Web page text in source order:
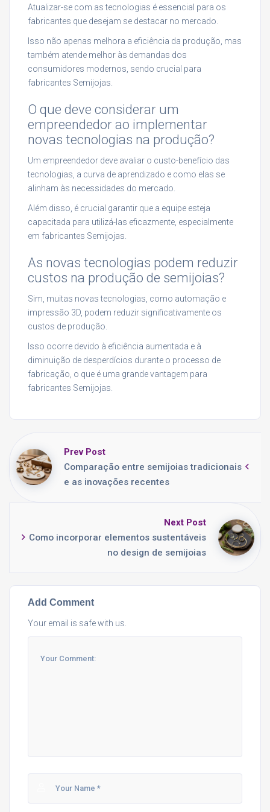
Atualizar-se com as tecnologias é essencial para os
fabricantes que desejam se destacar no mercado.
Isso não apenas melhora a eficiência da produção, mas
também atende melhor às demandas dos
consumidores modernos, sendo crucial para
fabricantes Semijojas.
O que deve considerar um
empreendedor ao implementar
novas tecnologias na produção?
Um empreendedor deve avaliar o custo-benefício das
tecnologias, a curva de aprendizado e como elas se
alinham às necessidades do mercado.
Além disso, é crucial garantir que a equipe esteja
capacitada para utilizá-las eficazmente, especialmente
em fabricantes Semijojas.
As novas tecnologias podem reduzir
custos na produção de semijoias?
Sim, muitas novas tecnologias, como automação e
impressão 3D, podem reduzir significativamente os
custos de produção.
Isso ocorre devido à eficiência aumentada e à
diminuição de desperdícios durante o processo de
fabricação, o que é uma grande vantagem para
fabricantes Semijojas.
Prev Post
Comparação entre semijoias tradicionais
e as inovações recentes
Next Post
Como incorporar elementos sustentáveis
no design de semijoias
Add Comment
Your email is safe with us.